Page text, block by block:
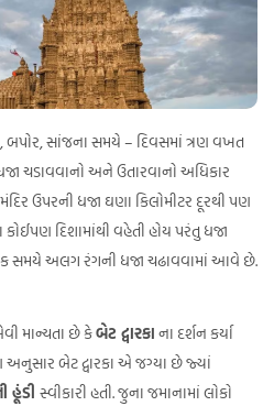
બપોર, સાંજના સમયે – દિવસમાં ત્રણ વખત
ચડાવવાનો અને ઉતારવાનો અધિકાર
ઉપરની ધજા ઘણા કિલોમીટર દૂરથી પણ
દિશામાંથી વહેતી હોય પરંતુ ધજા
સમયે અલગ રંગની ધજા ચઢાવવામાં આવે છે.
માન્યતા છે કેબેટ દ્વારકાના દર્શન કર્યા
અનુસાર બેટ દ્વારકા એ જગ્યા છે જ્યાં
હૂંડી સ્વીકારી હતી. જુના જમાનામાં લોકો